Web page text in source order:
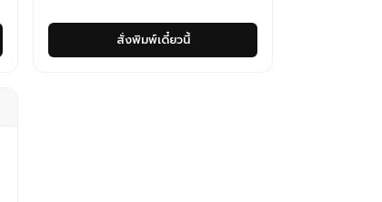
สั่งพิมพ์เดี๋ยวนี้